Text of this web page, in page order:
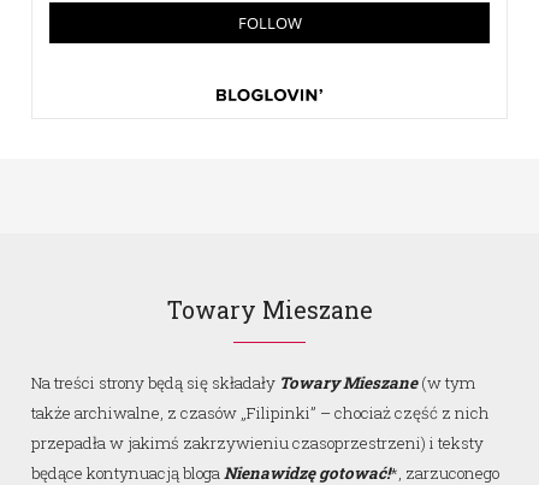
Towary Mieszane
Na treści strony będą się składały Towary Mieszane(w tym
także archiwalne, z czasów „Filipinki” – chociaż część z nich
przepadła w jakimś zakrzywieniu czasoprzestrzeni) i teksty
będące kontynuacją bloga Nienawidzę gotować!*, zarzuconego